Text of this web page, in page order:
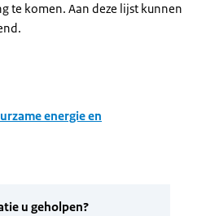
te komen. Aan deze lijst kunnen
energie en